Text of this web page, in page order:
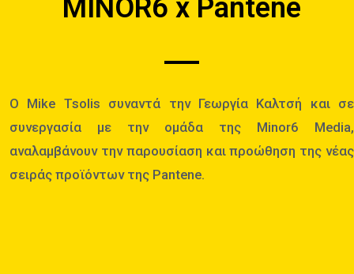
MINOR6 x Pantene
Ο Mike Tsolis συναντά την Γεωργία Καλτσή και σε
συνεργασία με την ομάδα της Minor6 Media,
αναλαμβάνουν την παρουσίαση και προώθηση της νέας
σειράς προϊόντων της Pantene.